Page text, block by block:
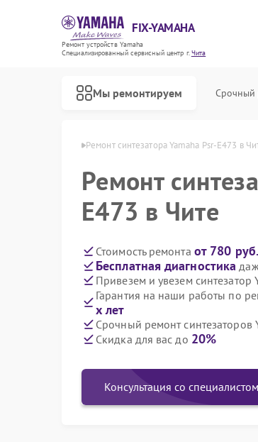
FIX-YAMAHA
Ремонт устройств Yamaha
Специализированный cервисный центр г.Чита
Мы ремонтируем Срочный
Yamaha в Чите Ремонт синтезатора Yamaha Psr-E473 в
Ремонт
E473 в Чите
Стоимость ремонта от 780 руб.
Бесплатная диагностика
Привезем и увезем синтезатор
Гарантия на наши работы по
х лет
Срочный ремонт синтезаторов
Скидка для вас до 20%
Консультация со специалистом